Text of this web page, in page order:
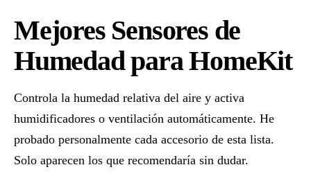
Mejores Sensores de
Humedad para HomeKit
Controla la humedad relativa del aire y activa
humidificadores o ventilación automáticamente. He
probado personalmente cada accesorio de esta lista.
Solo aparecen los que recomendaría sin dudar.